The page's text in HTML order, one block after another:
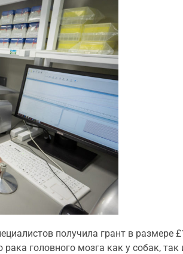
получила грант в размере
головного мозга как у собак,